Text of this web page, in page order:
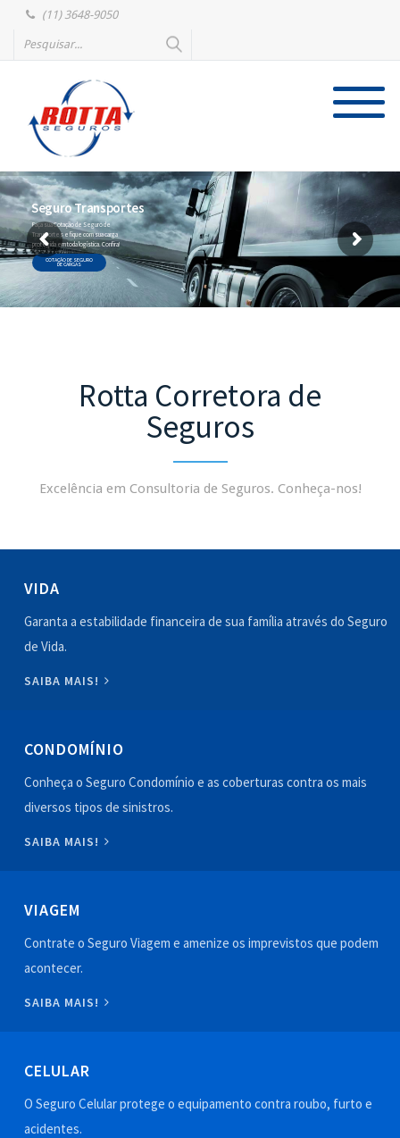
(11) 3648-9050
Seguro Transportes
Faça sua Cotação de Seguro de
Transportes e fique com sua carga
protegida em toda logística. Confira!
COTAÇÃO DE SEGURO
DE CARGAS
Rotta Corretora de
Seguros
Excelência em Consultoria de Seguros. Conheça-nos!
VIDA
Garanta a estabilidade financeira de sua família através do Seguro
de Vida.
SAIBA MAIS!
CONDOMÍNIO
Conheça o Seguro Condomínio e as coberturas contra os mais
diversos tipos de sinistros.
SAIBA MAIS!
VIAGEM
Contrate o Seguro Viagem e amenize os imprevistos que podem
acontecer.
SAIBA MAIS!
CELULAR
O Seguro Celular protege o equipamento contra roubo, furto e
acidentes.